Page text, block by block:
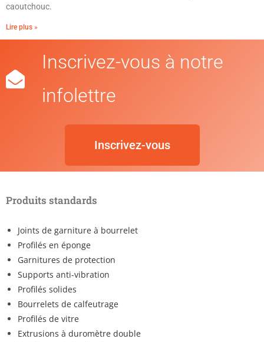
caoutchouc.
Lire plus »
Inscrivez-vous à notre
infolettre
Inscrivez-vous
Produits standards
Joints de garniture à bourrelet
Profilés en éponge
Garnitures de protection
Supports anti-vibration
Profilés solides
Bourrelets de calfeutrage
Profilés de vitre
Extrusions à duromètre double